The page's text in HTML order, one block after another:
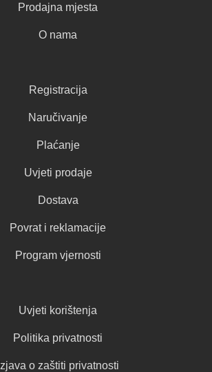
Prodajna mjesta
O nama
Registracija
Naručivanje
Plaćanje
Uvjeti prodaje
Dostava
Povrat i reklamacije
Program vjernosti
Uvjeti korištenja
Politika privatnosti
Izjava o zaštiti privatnosti